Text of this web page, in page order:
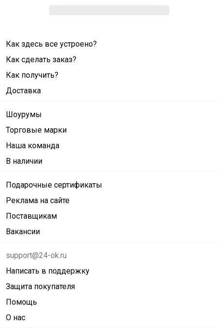
Как здесь все устроено?
Как сделать заказ?
Как получить?
Доставка
Шоурумы
Торговые марки
Наша команда
В наличии
Подарочные сертификаты
Реклама на сайте
Поставщикам
Вакансии
support@24-ok.ru
Написать в поддержку
Защита покупателя
Помощь
О нас